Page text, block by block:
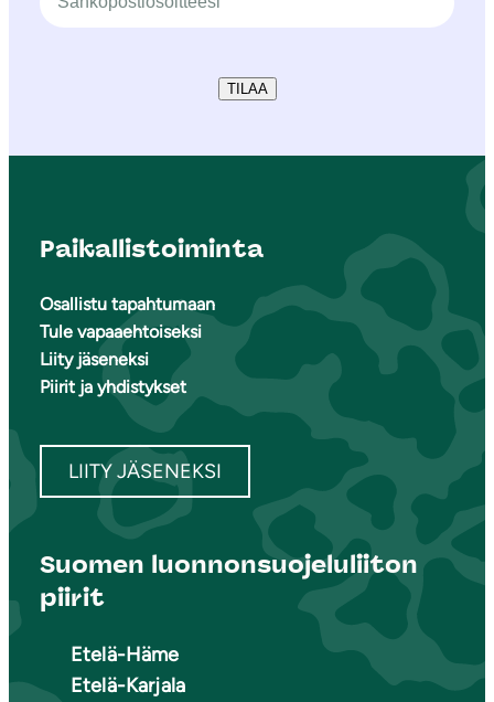
TILAA
Paikallistoiminta
Osallistu tapahtumaan
Tule vapaaehtoiseksi
Liity jäseneksi
Piirit ja yhdistykset
LIITY JÄSENEKSI
Suomen luonnonsuojeluliiton
piirit
Etelä-Häme
Etelä-Karjala